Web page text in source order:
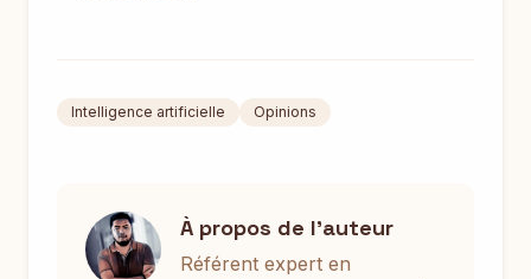
Intelligence artificielle Opinions
À propos de l'auteur
Référent expert en